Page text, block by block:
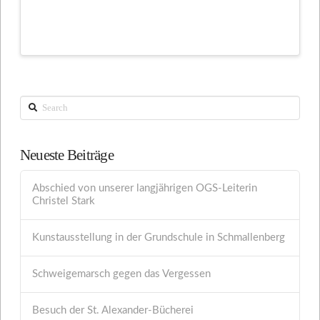
Search
Neueste Beiträge
Abschied von unserer langjährigen OGS-Leiterin
Christel Stark
Kunstausstellung in der Grundschule in Schmallenberg
Schweigemarsch gegen das Vergessen
Besuch der St. Alexander-Bücherei